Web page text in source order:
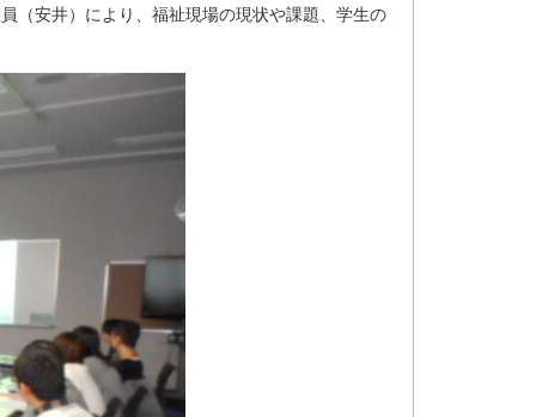
（安井）により、福祉現場の現状や課題、学生の